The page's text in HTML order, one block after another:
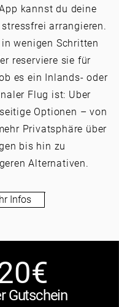
kannst du deine
arrangieren.
wenigen Schritten
reserviere sie für
es ein Inlands- oder
Flug ist: Uber
Optionen – von
Privatsphäre über
bis hin zu
Alternativen.
Infos
Gutschein